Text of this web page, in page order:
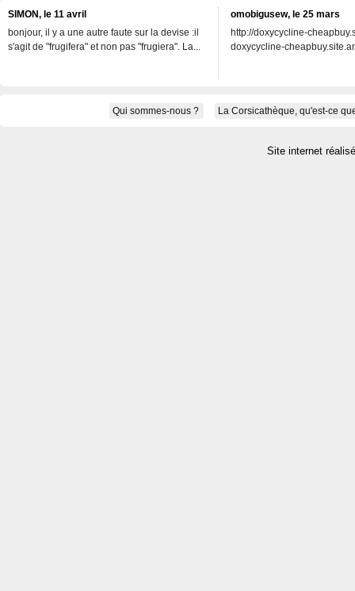
SIMON, le 11 avril
bonjour, il y a une autre faute sur la devise :il
s'agit de "frugifera" et non pas "frugiera". La...
omobigusew, le 25 mars
http://doxycycline-
doxycycline-
Qui sommes-nous ? La Corsicathèque, qu'est-ce
Site internet